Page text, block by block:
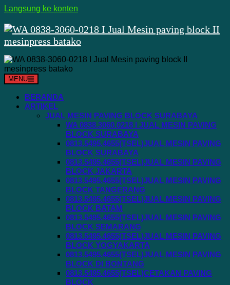
Langsung ke konten
MENU
BERANDA
ARTIKEL
JUAL MESIN PAVING BLOCK SURABAYA
WA 0838.3060.0218 I JUAL MESIN PAVING
BLOCK SURABAYA
0813.5495.4655(TSEL)JUAL MESIN PAVING
BLOCK SURABAYA
0813.5495.4655(TSEL)JUAL MESIN PAVING
BLOCK JAKARTA
0813.5495.4655(TSEL)JUAL MESIN PAVING
BLOCK TANGERANG
0813.5495.4655(TSEL)JUAL MESIN PAVING
BLOCK BATAM
0813.5495.4655(TSEL)JUAL MESIN PAVING
BLOCK SEMARANG
0813.5495.4655(TSEL)JUAL MESIN PAVING
BLOCK YOGYAKARTA
0813.5495.4655(TSEL)JUAL MESIN PAVING
BLOCK DI BONTANG
0813.5495.4655(TSEL)CETAKAN PAVING
BLOCK